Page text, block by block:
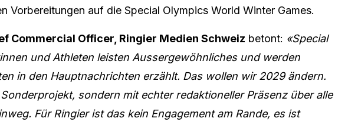
Vorbereitungen auf die Special Olympics World Winter Games.
Commercial Officer, Ringier Medien Schweiz betont: «Special
und Athleten leisten Aussergewöhnliches und werden
in den Hauptnachrichten erzählt. Das wollen wir 2029 ändern.
sondern mit echter redaktioneller Präsenz über alle
Für Ringier ist das kein Engagement am Rande, es ist